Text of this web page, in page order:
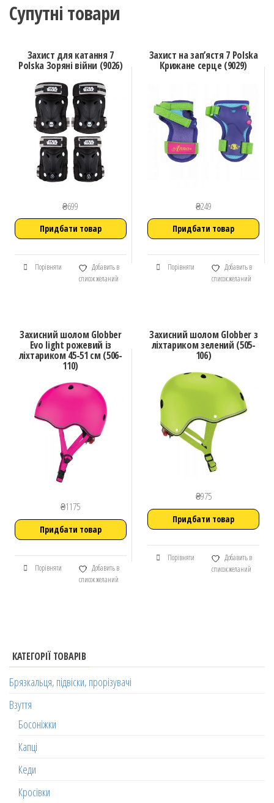
Супутні товари
Захист для катання 7
Polska Зоряні війни (9026)
₴699
Придбати товар
Порівняти
Добавить в
список желаний
Захист на зап’ястя 7 Polska
Крижане серце (9029)
₴249
Придбати товар
Порівняти
Добавить в
список желаний
Захисний шолом Globber
Evo light рожевий із
ліхтариком 45-51 см (506-
110)
₴1175
Придбати товар
Порівняти
Добавить в
список желаний
Захисний шолом Globber з
ліхтариком зелений (505-
106)
₴975
Придбати товар
Порівняти
Добавить в
список желаний
КАТЕГОРІЇ ТОВАРІВ
Брязкальця, підвіски, прорізувачі
Взуття
Босоніжки
Капці
Кеди
Кросівки